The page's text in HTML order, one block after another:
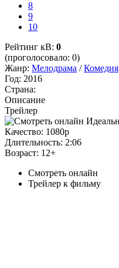
8
9
10
Рейтинг кВ: 0
(проголосовало: 0)
Жанр: Мелодрама /Комедия
Год: 2016
Страна:
Описание
Трейлер
Качество: 1080p
Длительность: 2:06
Возраст: 12+
Смотреть онлайн
Трейлер к фильму